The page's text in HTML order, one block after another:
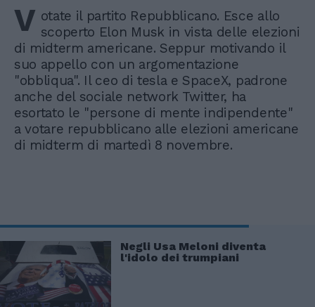
V otate il partito Repubblicano. Esce allo
scoperto Elon Musk in vista delle elezioni
di midterm americane. Seppur motivando il
suo appello con un argomentazione
"obbliqua". Il ceo di tesla e SpaceX, padrone
anche del sociale network Twitter, ha
esortato le "persone di mente indipendente"
a votare repubblicano alle elezioni americane
di midterm di martedì 8 novembre.
Negli Usa Meloni diventa
l'idolo dei trumpiani